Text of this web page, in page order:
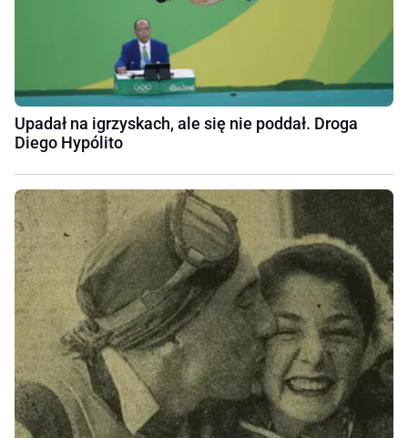
Upadał na igrzyskach, ale się nie poddał. Droga
Diego Hypólito